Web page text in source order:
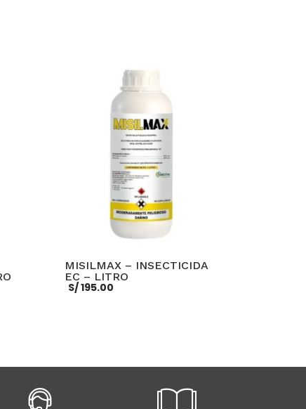
MISILMAX – INSECTICIDA
EC – LITRO
S/195.00